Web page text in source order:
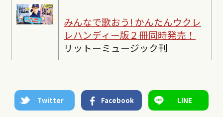
みんなで歌おう! かんたんウクレ
レハンディー版２冊同時発売！
リットーミュージック刊
Twitter Facebook LINE